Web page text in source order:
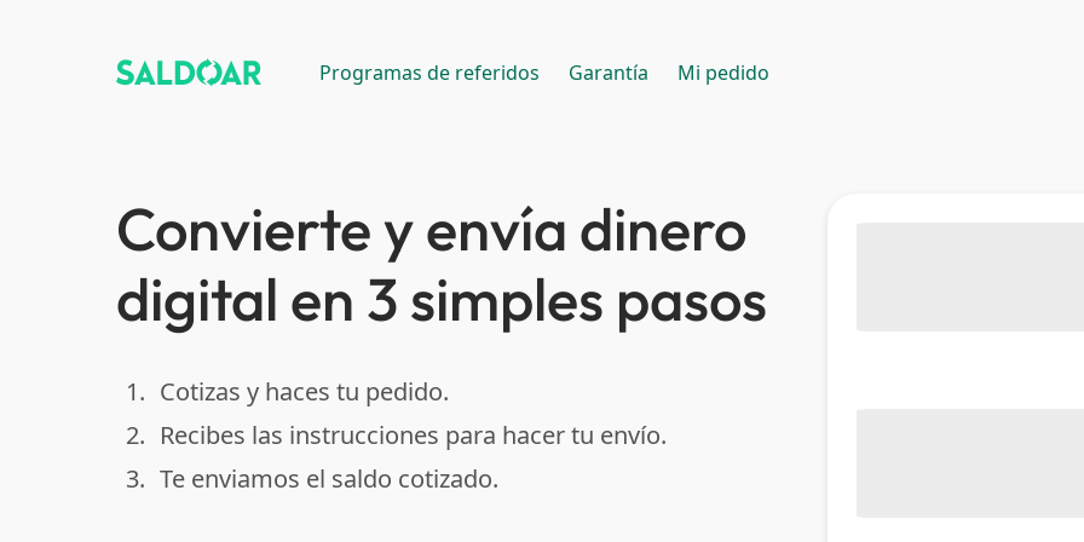
Programas de referidos Garantía Mi pedido
Convierte y envía dinero
digital en 3 simples pasos
done
1. Cotizas y haces tu pedido.
done
2. Recibes las instrucciones para hacer tu envío.
done
3. Te enviamos el saldo cotizado.